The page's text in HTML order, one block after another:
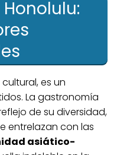
⁤es un
La gastronomía⁤
de su diversidad,
entrelazan con ‍las
asiático-